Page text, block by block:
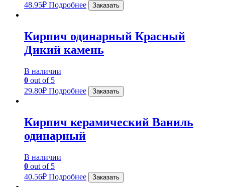
48.95₽ Подробнее Заказать
Кирпич одинарный Красный
Дикий камень
В наличии
0 out of 5
29.80₽ Подробнее Заказать
Кирпич керамический Ваниль
одинарный
В наличии
0 out of 5
40.56₽ Подробнее Заказать